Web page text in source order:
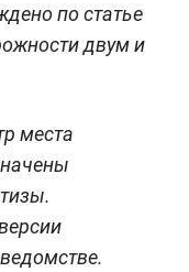
по статье
двум и
места